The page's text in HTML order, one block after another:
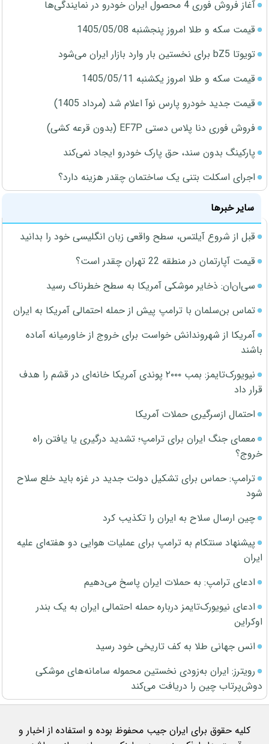
آغاز فروش فوری 4 محصول ایران خودرو در نمایندگی‌ها
قیمت سکه و طلا امروز پنجشنبه 1405/05/08
تویوتا bZ5 برای نخستین بار وارد بازار ایران می‌شود
قیمت سکه و طلا امروز یکشنبه 1405/05/11
قیمت جدید خودرو پارس نوآ اعلام شد (مرداد 1405)
فروش فوری دنا پلاس دستی EF7P (بدون قرعه کشی)
پارکینگ بدون سند، حق پارک خودرو ایجاد نمی‌کند
اجرای اسکلت بتنی یک ساختمان چقدر هزینه دارد؟
سایر خبرها
قبل از شروع آیلتس، سطح واقعی زبان انگلیسی خود را بدانید
قیمت آپارتمان در منطقه 22 تهران چقدر است؟
سی‌ان‌ان: ذخایر موشکی آمریکا به سطح خطرناک رسید
تماس بن‌سلمان با ترامپ پیش از حمله احتمالی آمریکا به ایران
آمریکا از شهروندانش خواست برای خروج از خاورمیانه آماده
باشند
نیویورک‌تایمز: بمب ۲۰۰۰ پوندی آمریکا خانه‌ای در قشم را هدف
قرار داد
احتمال ازسرگیری حملات آمریکا
معمای جنگ ایران برای ترامپ؛ تشدید درگیری یا یافتن راه
خروج؟
ترامپ: حماس برای تشکیل دولت جدید در غزه باید خلع سلاح
شود
چین ارسال سلاح به ایران را تکذیب کرد
پیشنهاد سنتکام به ترامپ برای عملیات هوایی دو هفته‌ای علیه
ایران
ادعای ترامپ: به حملات ایران پاسخ می‌دهیم
ادعای نیویورک‌تایمز درباره حمله احتمالی ایران به یک بندر
اوکراین
انس جهانی طلا به کف تاریخی خود رسید
رویترز: ایران به‌زودی نخستین محموله سامانه‌های موشکی
دوش‌پرتاب چین را دریافت می‌کند
کلیه حقوق برای ایران جیب محفوظ بوده و استفاده از اخبار و